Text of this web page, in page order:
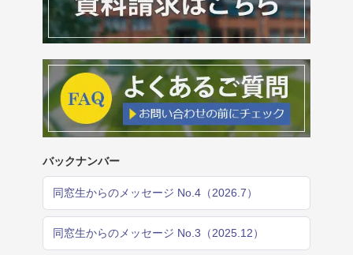
バックナンバー
同窓生からのメッセージ No.4（2026.7）
同窓生からのメッセージ No.3（2025.12）